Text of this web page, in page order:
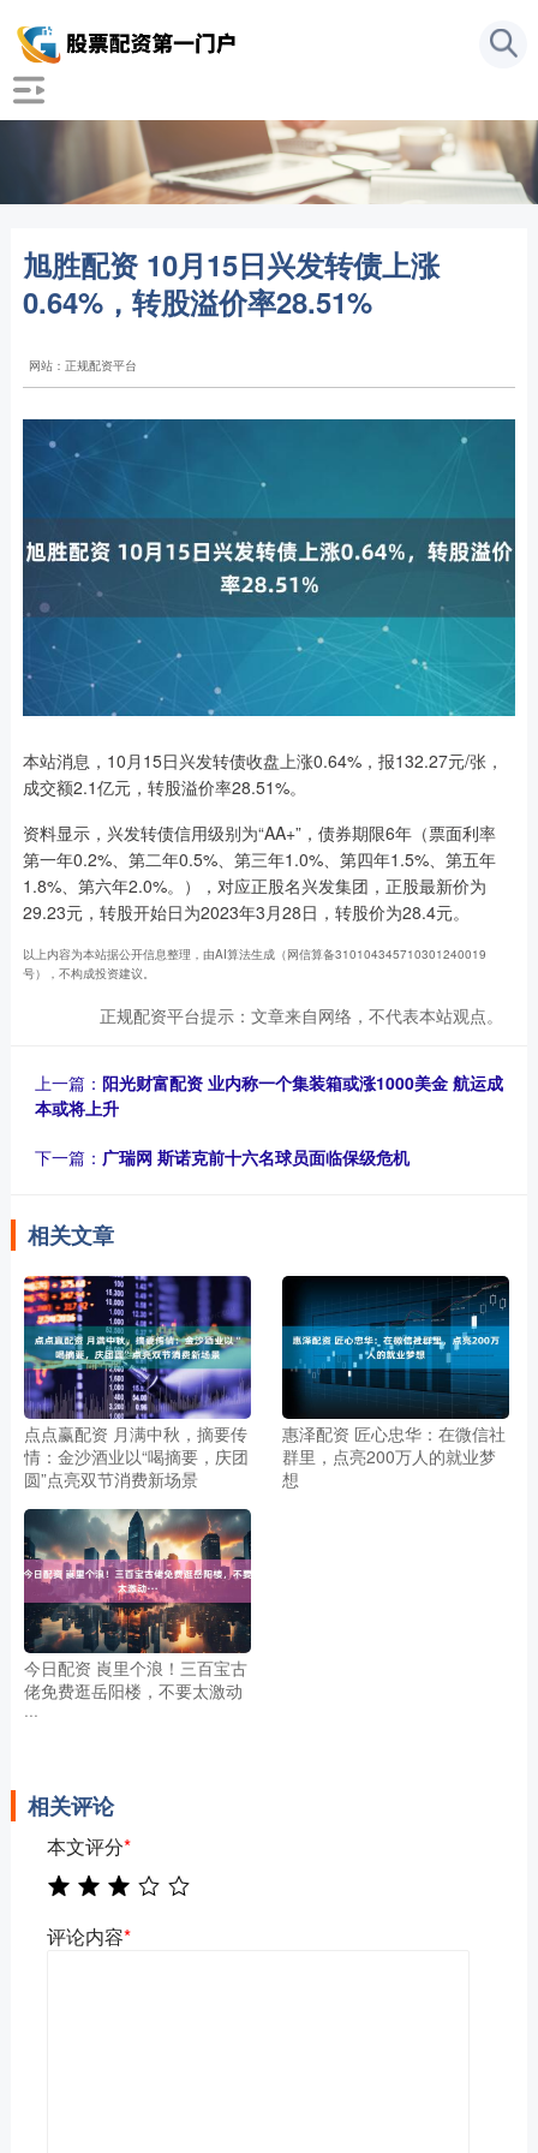
旭胜配资 10月15日兴发转债上涨
0.64%，转股溢价率28.51%
网站：正规配资平台
本站消息，10月15日兴发转债收盘上涨0.64%，报132.27元/张，
成交额2.1亿元，转股溢价率28.51%。
资料显示，兴发转债信用级别为“AA+”，债券期限6年（票面利率
第一年0.2%、第二年0.5%、第三年1.0%、第四年1.5%、第五年
1.8%、第六年2.0%。），对应正股名兴发集团，正股最新价为
29.23元，转股开始日为2023年3月28日，转股价为28.4元。
以上内容为本站据公开信息整理，由AI算法生成（网信算备310104345710301240019
号），不构成投资建议。
正规配资平台提示：文章来自网络，不代表本站观点。
上一篇： 阳光财富配资 业内称一个集装箱或涨1000美金 航运成
本或将上升
下一篇： 广瑞网 斯诺克前十六名球员面临保级危机
相关文章
点点赢配资 月满中秋，摘要传
情：金沙酒业以“喝摘要，庆团
圆”点亮双节消费新场景
惠泽配资 匠心忠华：在微信社
群里，点亮200万人的就业梦
想
今日配资 崀里个浪！三百宝古
佬免费逛岳阳楼，不要太激动
···
相关评论
本文评分*
评论内容*